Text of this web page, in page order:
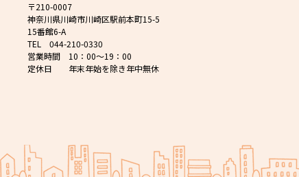
〒210-0007
神奈川県川崎市川崎区駅前本町15-5
15番館6-A
TEL 044-210-0330
営業時間 10：00～19：00
定休日 年末年始を除き年中無休